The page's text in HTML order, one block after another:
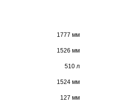
1777 мм
1526 мм
510 л
1524 мм
127 мм